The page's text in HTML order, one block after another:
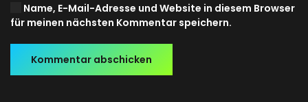
Name, E-Mail-Adresse und Website in diesem Browser
für meinen nächsten Kommentar speichern.
Kommentar abschicken